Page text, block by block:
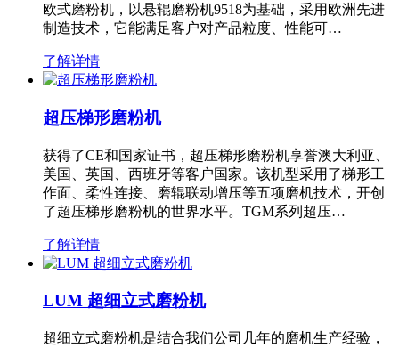
欧式磨粉机，以悬辊磨粉机9518为基础，采用欧洲先进
制造技术，它能满足客户对产品粒度、性能可…
了解详情
超压梯形磨粉机
获得了CE和国家证书，超压梯形磨粉机享誉澳大利亚、
美国、英国、西班牙等客户国家。该机型采用了梯形工
作面、柔性连接、磨辊联动增压等五项磨机技术，开创
了超压梯形磨粉机的世界水平。TGM系列超压…
了解详情
LUM 超细立式磨粉机
超细立式磨粉机是结合我们公司几年的磨机生产经验，